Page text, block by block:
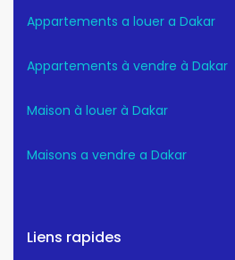
Appartements a louer a Dakar
Appartements à vendre à Dakar
Maison à louer à Dakar
Maisons a vendre a Dakar
Liens rapides